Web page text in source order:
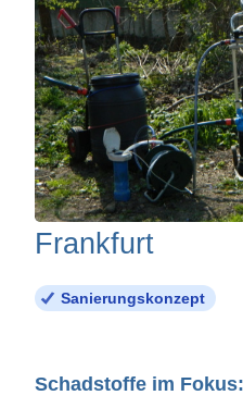
Frankfurt
Sanierungskonzept
Schadstoffe im Fokus: